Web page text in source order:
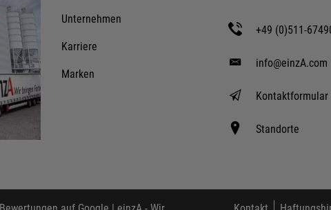
Unternehmen
Karriere
Marken
+49 (0)511-
info@einzA.com
Kontaktformular
Standorte